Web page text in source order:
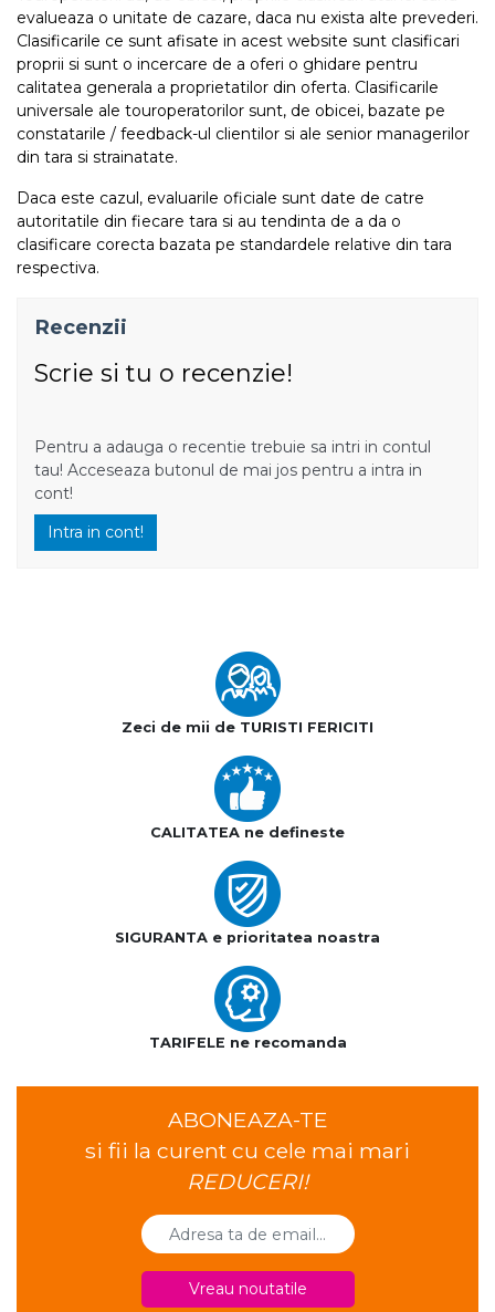
evalueaza o unitate de cazare, daca nu exista alte prevederi.
Clasificarile ce sunt afisate in acest website sunt clasificari
proprii si sunt o incercare de a oferi o ghidare pentru
calitatea generala a proprietatilor din oferta. Clasificarile
universale ale touroperatorilor sunt, de obicei, bazate pe
constatarile / feedback-ul clientilor si ale senior managerilor
din tara si strainatate.
Daca este cazul, evaluarile oficiale sunt date de catre
autoritatile din fiecare tara si au tendinta de a da o
clasificare corecta bazata pe standardele relative din tara
respectiva.
Recenzii
Scrie si tu o recenzie!
Pentru a adauga o recentie trebuie sa intri in contul
tau! Acceseaza butonul de mai jos pentru a intra in
cont!
Intra in cont!
Zeci de mii de TURISTI FERICITI
CALITATEA ne defineste
SIGURANTA e prioritatea noastra
TARIFELE ne recomanda
ABONEAZA-TE
si fii la curent cu cele mai mari
REDUCERI!
Vreau noutatile